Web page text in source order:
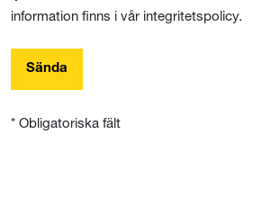
information finns i vår integritetspolicy.
Sända
* Obligatoriska fält